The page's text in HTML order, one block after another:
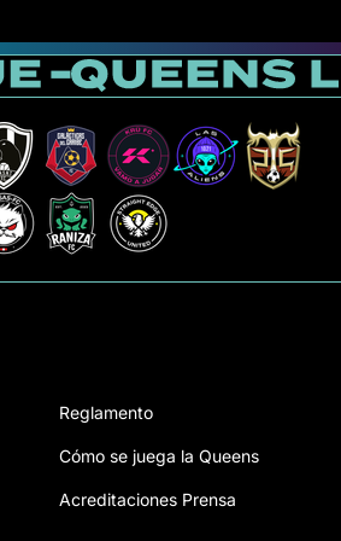
Reglamento
Cómo se juega la Queens
Acreditaciones Prensa